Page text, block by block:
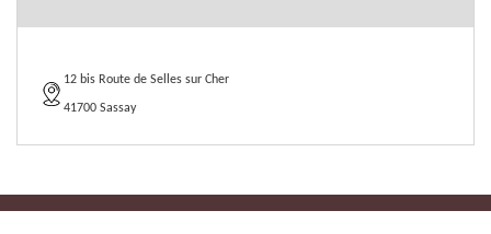
12 bis Route de Selles sur Cher
41700 Sassay